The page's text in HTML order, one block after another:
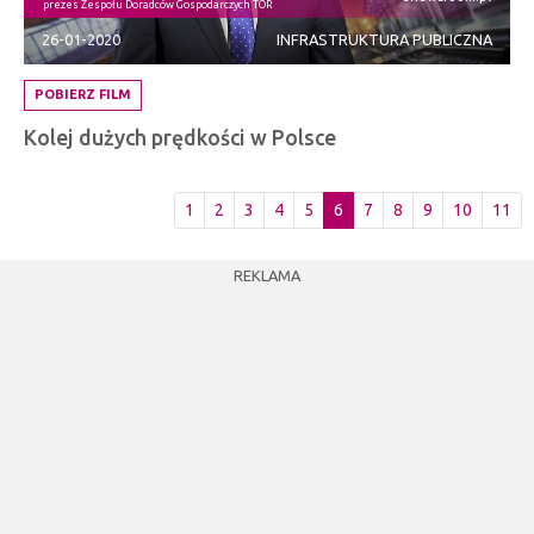
prezes Zespołu Doradców Gospodarczych TOR
26-01-2020 INFRASTRUKTURA PUBLICZNA
POBIERZ FILM
Kolej dużych prędkości w Polsce
1 2 3 4 5 6 7 8 9 10 11
REKLAMA